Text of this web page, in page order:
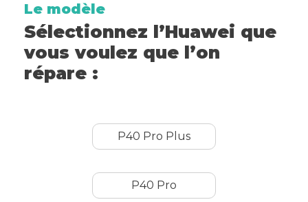
Le modèle
Sélectionnez l’Huawei que
vous voulez que l’on
répare :
P40 Pro Plus
P40 Pro